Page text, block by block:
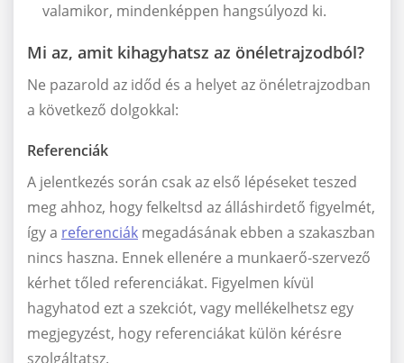
valamikor, mindenképpen hangsúlyozd ki.
Mi az, amit kihagyhatsz az önéletrajzodból?
Ne pazarold az időd és a helyet az önéletrajzodban
a következő dolgokkal:
Referenciák
A jelentkezés során csak az első lépéseket teszed
meg ahhoz, hogy felkeltsd az álláshirdető figyelmét,
így a referenciák megadásának ebben a szakaszban
nincs haszna. Ennek ellenére a munkaerő-szervező
kérhet tőled referenciákat. Figyelmen kívül
hagyhatod ezt a szekciót, vagy mellékelhetsz egy
megjegyzést, hogy referenciákat külön kérésre
szolgáltatsz.